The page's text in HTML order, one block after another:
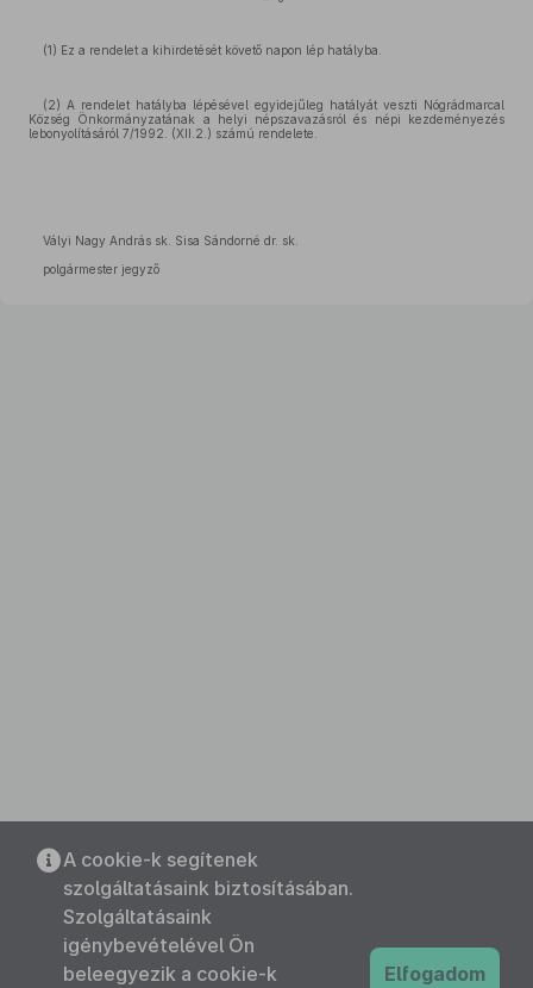
(1) Ez a rendelet a kihirdetését követő napon lép hatályba.
(2) A rendelet hatályba lépésével egyidejűleg hatályát veszti Nógrádmarcal
Község Önkormányzatának a helyi népszavazásról és népi kezdeményezés
lebonyolításáról 7/1992. (XII.2.) számú rendelete.
Vályi Nagy András sk. Sisa Sándorné dr. sk.
polgármester jegyző
A cookie-k segítenek
szolgáltatásaink biztosításában.
Szolgáltatásaink
igénybevételével Ön
beleegyezik a cookie-k
Elfogadom